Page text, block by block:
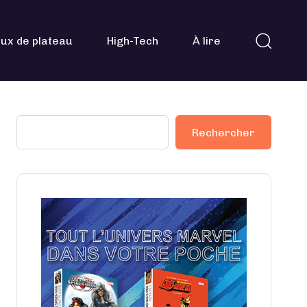
de plateau High-Tech À lire
Rechercher
Rechercher